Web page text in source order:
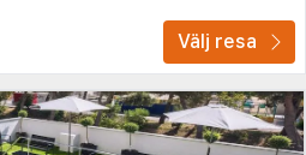
Välj resa